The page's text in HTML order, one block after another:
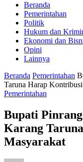
Beranda
Pemerintahan
Politik
Hukum dan
Ekonomi dan
Opini
Lainnya
Beranda Pemerintahan
Taruna Harap
Pemerintahan
Bupati
Karang
Masyarakat